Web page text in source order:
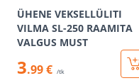
ÜHENE VEKSELLÜLITI
VILMA SL-250 RAAMITA
VALGUS MUST
3.99 € /tk